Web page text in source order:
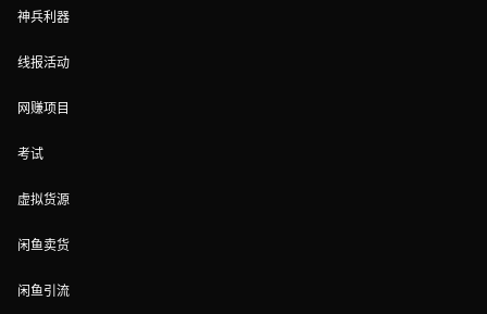
神兵利器
线报活动
网赚项目
考试
虚拟货源
闲鱼卖货
闲鱼引流